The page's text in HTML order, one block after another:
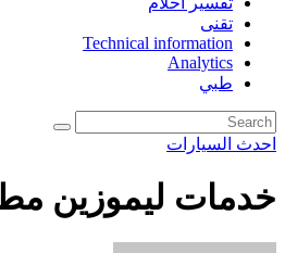
تقنى
Technical information
Analytics
طبي
احدث السيارات
خدمات ليموزين